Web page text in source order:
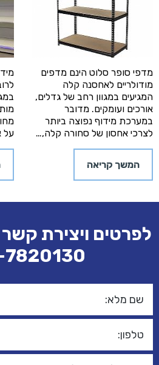
מדפי סופר סלוט הינם מדפים
מודולריים לאחסנה קלה
המגיעים במגוון רחב של גדלים,
אורכים ועומקים. מדובר
במערכת מידוף נפוצה ביותר
לצרכי אחסון של סחורה קלה,…
המשך קריאה
על
לפרטים ויצירת קשר